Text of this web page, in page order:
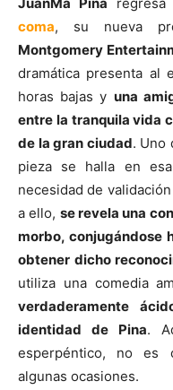
coma, su nueva
Montgomery
dramática presenta al
horas bajas y una
entre la tranquila vida
de la gran ciudad. Uno
pieza se halla en
necesidad de
a ello, se revela una
morbo, conjugándose
obtener dicho
utiliza una comedia
verdaderamente
identidad de Pina.
esperpéntico, no es
algunas ocasiones.